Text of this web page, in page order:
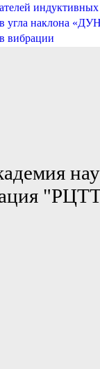
угла наклона
вибрации